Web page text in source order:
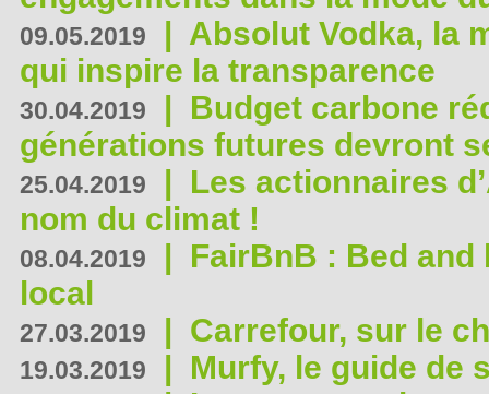
09.05.2019 | Absolut Vodka, la
qui inspire la transparence
30.04.2019 | Budget carbone
générations futures devront
25.04.2019 | Les actionnaires
nom du climat !
08.04.2019 | FairBnB : Bed
local
27.03.2019 | Carrefour, sur le
19.03.2019 | Murfy, le guide de